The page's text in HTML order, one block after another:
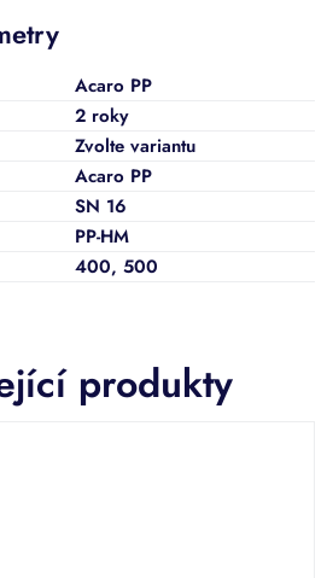
produkty
Acaro PP
2 roky
Zvolte variantu
Acaro PP
SN 16
PP-HM
400, 500